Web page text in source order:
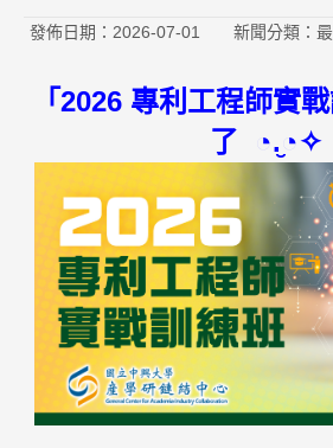
發佈日期：2026-07-01 新聞分類：
「2026 專利工程師實
了 ◔.̮◔✧